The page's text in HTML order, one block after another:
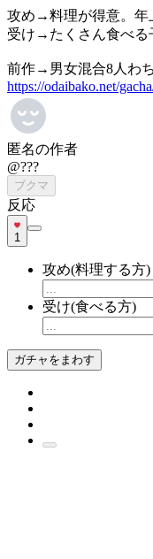
攻め→料理が得意。年
受け→たくさん食べる
前作→男女混合8人わ
https://odaibako.net/
匿名の作者
@???
ブクマ
反応
1
攻め(料理する方)
受け(食べる方)
ガチャをまわす